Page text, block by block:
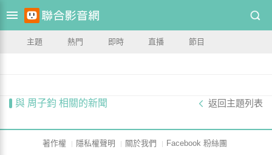
主題 熱門 即時 直播 節目
與 周子鈞 相關的新聞 返回主題列表
著作權 隱私權聲明 關於我們
Facebook 粉絲團